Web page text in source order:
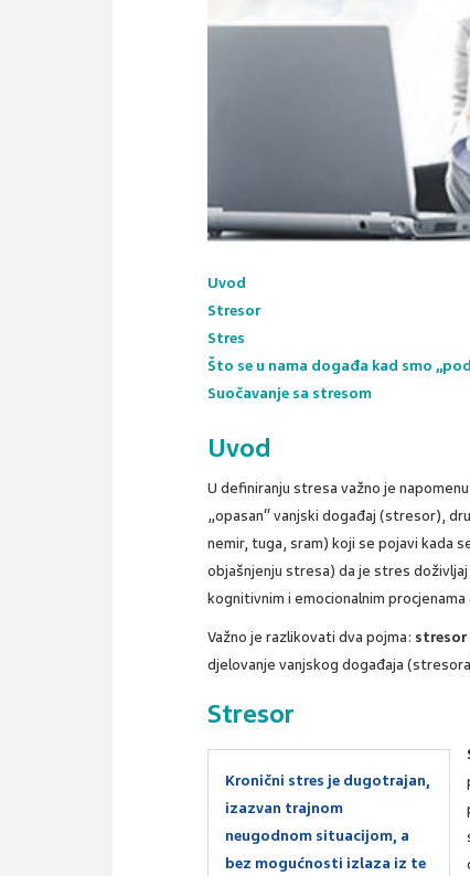
Uvod
Stresor
Stres
Što se u nama događa kad smo
Suočavanje sa stresom
Uvod
U definiranju stresa važno je
„opasan“ vanjski događaj (stresor),
nemir, tuga, sram) koji se pojavi kada
objašnjenju stresa) da je stres
kognitivnim i emocionalnim
Važno je razlikovati dva pojma: stresor
djelovanje vanjskog događaja
Stresor
Kronični stres je dugotrajan,
izazvan trajnom
neugodnom situacijom, a
bez mogućnosti izlaza iz te